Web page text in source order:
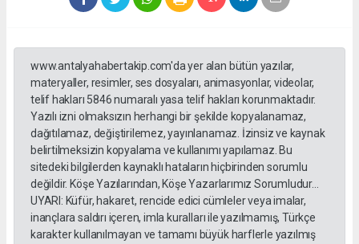
www.antalyahabertakip.com'da yer alan bütün yazılar,
materyaller, resimler, ses dosyaları, animasyonlar, videolar,
telif hakları 5846 numaralı yasa telif hakları korunmaktadır.
Yazılı izni olmaksızın herhangi bir şekilde kopyalanamaz,
dağıtılamaz, değiştirilemez, yayınlanamaz. İzinsiz ve kaynak
belirtilmeksizin kopyalama ve kullanımı yapılamaz. Bu
sitedeki bilgilerden kaynaklı hataların hiçbirinden sorumlu
değildir. Köşe Yazılarından, Köşe Yazarlarımız Sorumludur...
UYARI: Küfür, hakaret, rencide edici cümleler veya imalar,
inançlara saldırı içeren, imla kuralları ile yazılmamış, Türkçe
karakter kullanılmayan ve tamamı büyük harflerle yazılmış